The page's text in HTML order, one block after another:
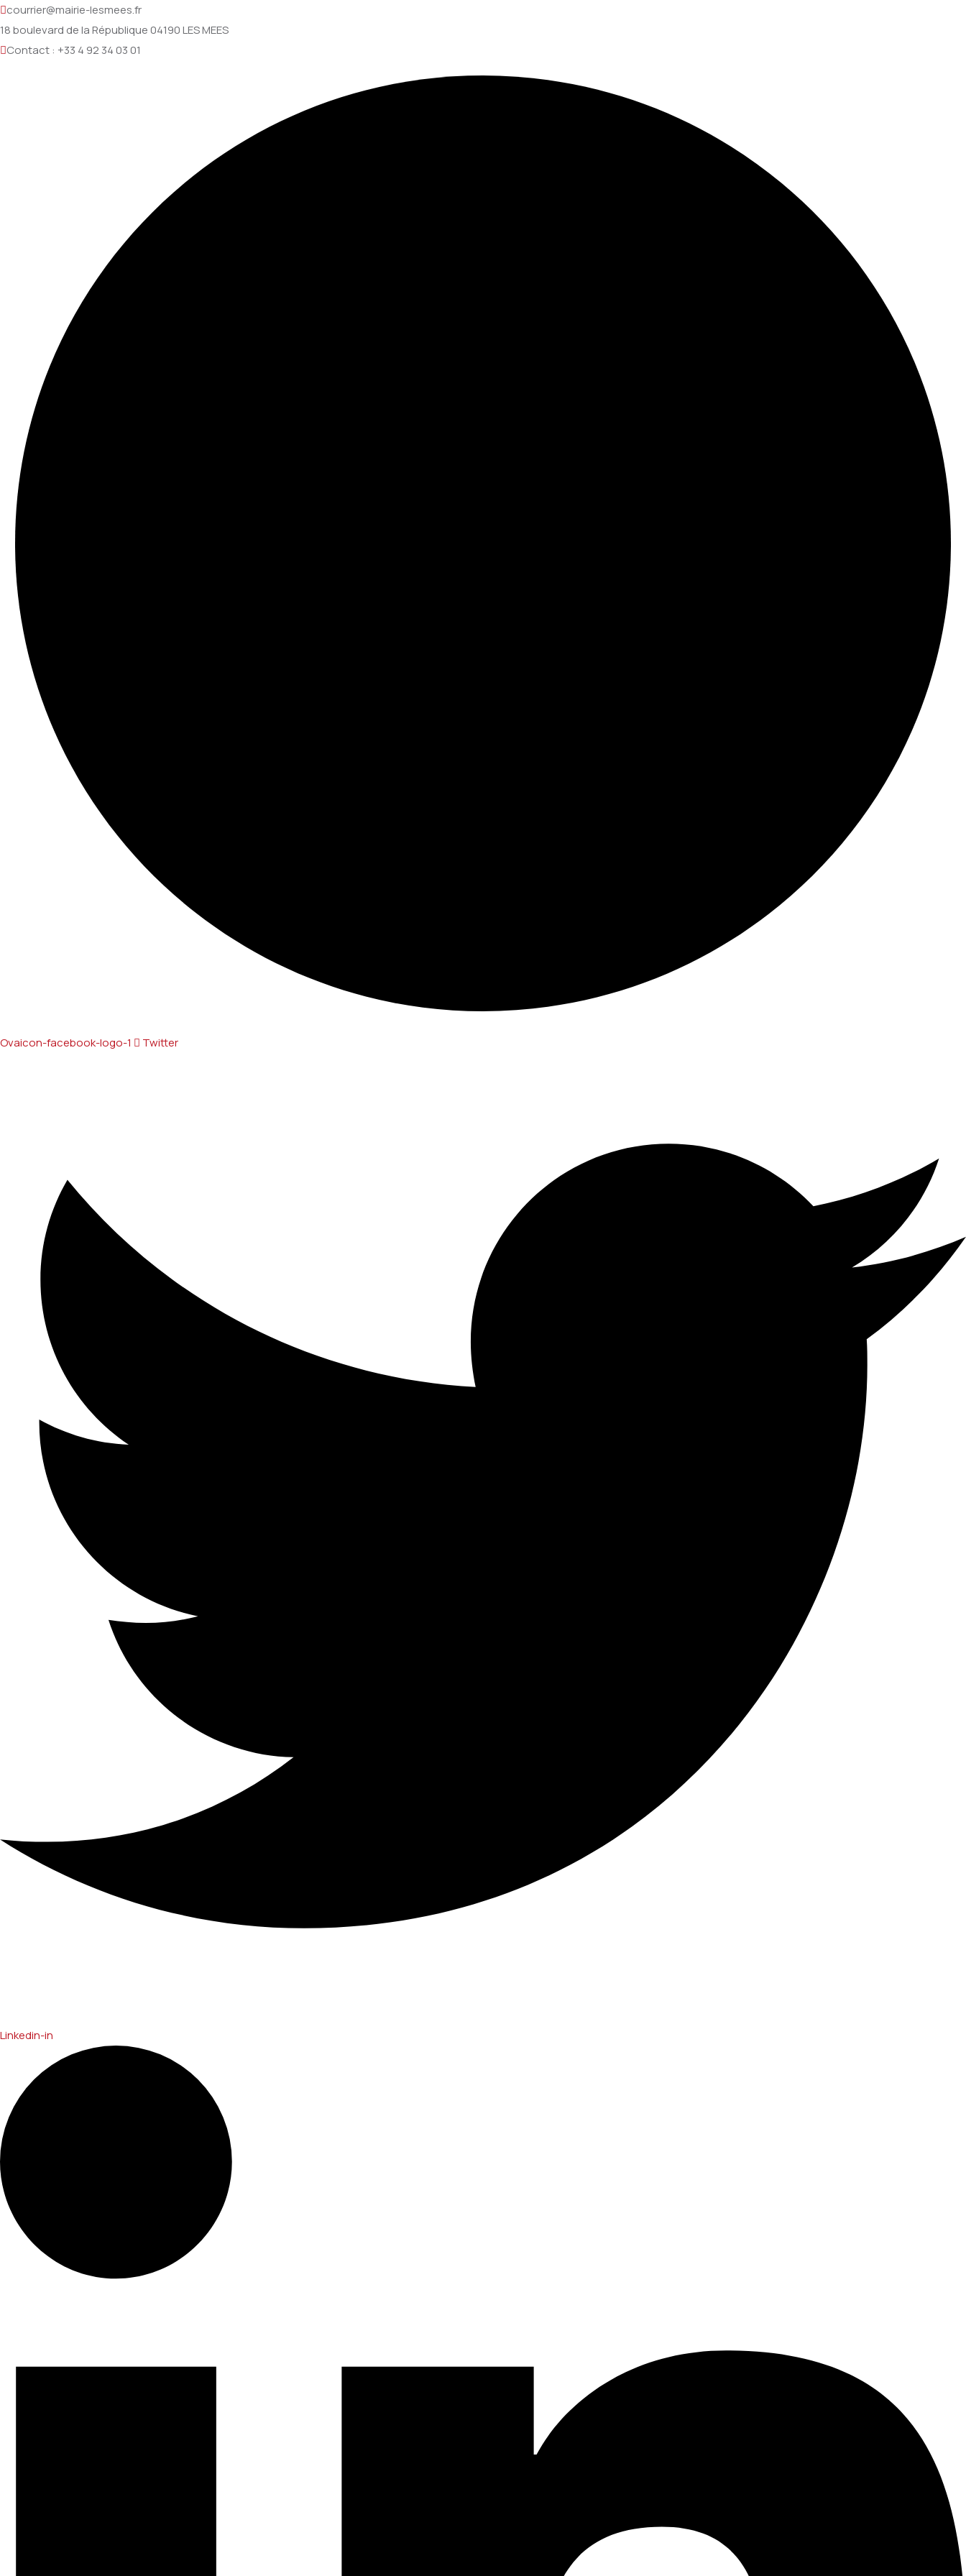
courrier@mairie-lesmees.fr
18 boulevard de la République 04190 LES MEES
Contact : +33 4 92 34 03 01
Ovaicon-facebook-logo-1 Twitter
Linkedin-in